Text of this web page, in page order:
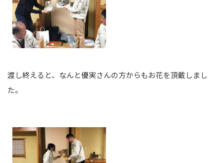
渡し終えると、なんと優実さんの方からもお花を頂戴しまし
た。